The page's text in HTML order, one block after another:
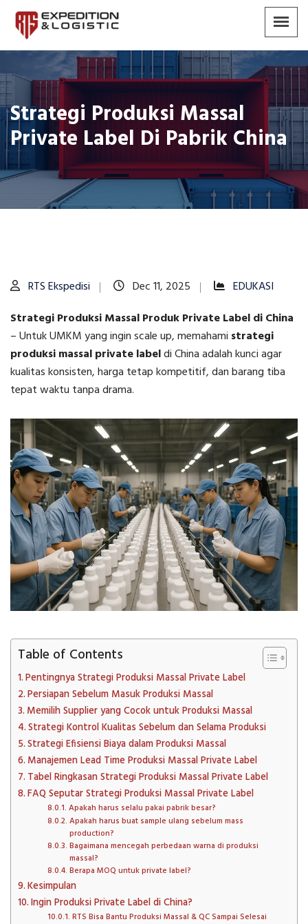
Strategi Produksi Massal
Private Label Di Pabrik China
RTS Ekspedisi Dec 11, 2025
EDUKASI
Strategi Produksi Massal Produk Private Label di China
–Untuk UMKM yang ingin scale up, memahami strategi
produksi massal private labeldi China adalah kunci agar
kualitas konsisten, harga tetap kompetitif, dan barang tiba
tepat waktu tanpa drama.
Table of Contents
Pentingnya Strategi Produksi Massal Private Label
Persiapan Sebelum Masuk Produksi Massal
Memilih Supplier yang Cocok untuk Produksi Massal
Strategi Kontrol Kualitas Sebelum dan Selama Produksi
Strategi Efisiensi Biaya dalam Produksi Massal
Manajemen Lead Time Produksi Massal Private Label
Tabel Ringkasan Strategi Produksi Massal Private Label
FAQ Seputar Strategi Produksi Massal Private Label
Apakah harus selalu pakai pabrik besar?
Apakah harus buat sample ulang sebelum mass
production?
Bagaimana mencegah perbedaan warna di produksi
massal?
Berapa MOQ untuk private label?
Kesimpulan
Ingin Produksi Private Label di China?
RTS Bisa Bantu Produksi Massal & QC Sampai Selesai